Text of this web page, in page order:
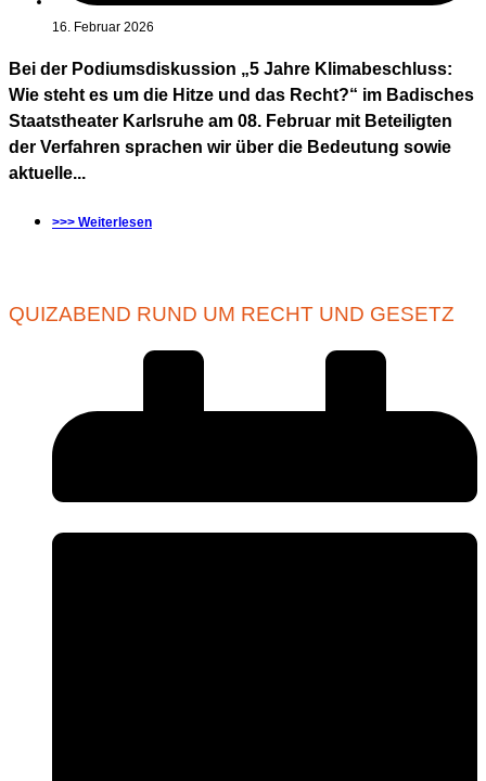
16. Februar 2026
Bei der Podiumsdiskussion „5 Jahre Klimabeschluss:
Wie steht es um die Hitze und das Recht?“ im Badisches
Staatstheater Karlsruhe am 08. Februar mit Beteiligten
der Verfahren sprachen wir über die Bedeutung sowie
aktuelle...
>>> Weiterlesen
QUIZABEND RUND UM RECHT UND GESETZ